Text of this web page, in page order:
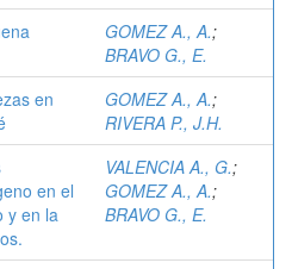
GOMEZ A., A.;
BRAVO G., E.
en
GOMEZ A., A.;
RIVERA P., J.H.
en el
y en la
VALENCIA A., G.;
GOMEZ A., A.;
BRAVO G., E.